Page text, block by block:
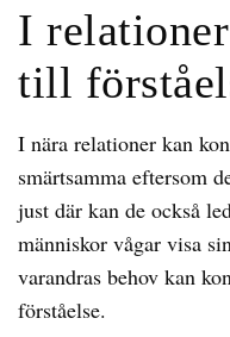
I
till
I nära relationer kan
smärtsamma eftersom
just där kan de också
människor vågar visa
varandras behov kan
förståelse.